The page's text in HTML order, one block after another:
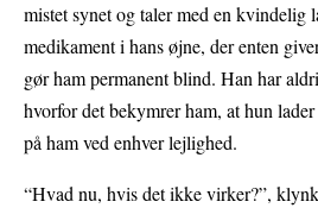
mistet synet og taler med en kvindelig
medikament i hans øjne, der enten
gør ham permanent blind. Han har
hvorfor det bekymrer ham, at hun
på ham ved enhver lejlighed.
“Hvad nu, hvis det ikke virker?”,